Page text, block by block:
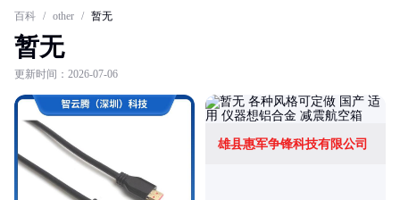
百科 / other / 暂无
暂无
更新时间：2026-07-06
雄县惠军争锋科技有限公司